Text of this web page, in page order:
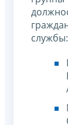
службы: